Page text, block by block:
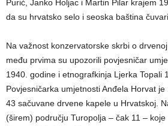
Purić, Janko Holjac i Martin Pilar krajem
da su hrvatsko selo i seoska baština
Na važnost konzervatorske skrbi o
među prvima su upozorili povjesničar
1940. godine i etnografkinja Ljerka Topali
Povjesničarka umjetnosti Anđela Horvat
43 sačuvane drvene kapele u Hrvatskoj.
(širem) području Turopolja – čak 11 –